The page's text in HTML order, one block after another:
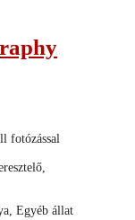
fotózással
Egyéb állat